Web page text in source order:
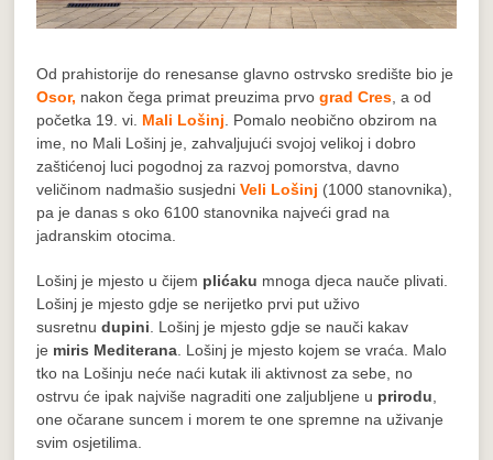
Od prahistorije do renesanse glavno ostrvsko središte bio je
Osor, nakon čega primat preuzima prvograd Cres , a od
početka 19. vi. Mali Lošinj . Pomalo neobično obzirom na
ime, no Mali Lošinj je, zahvaljujući svojoj velikoj i dobro
zaštićenoj luci pogodnoj za razvoj pomorstva, davno
veličinom nadmašio susjedniVeli Lošinj (1000 stanovnika),
pa je danas s oko 6100 stanovnika najveći grad na
jadranskim otocima.
Lošinj je mjesto u čijem plićaku mnoga djeca nauče plivati.
Lošinj je mjesto gdje se nerijetko prvi put uživo
susretnudupini . Lošinj je mjesto gdje se nauči kakav
je miris Mediterana . Lošinj je mjesto kojem se vraća. Malo
tko na Lošinju neće naći kutak ili aktivnost za sebe, no
ostrvu će ipak najviše nagraditi one zaljubljene u prirodu
one očarane suncem i morem te one spremne na uživanje
svim osjetilima.